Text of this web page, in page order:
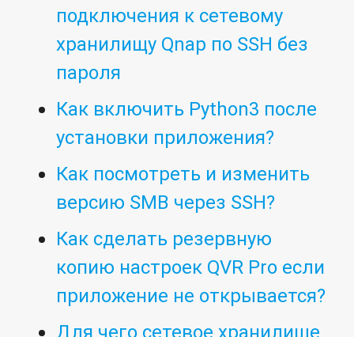
подключения к сетевому
хранилищу Qnap по SSH без
пароля
Как включить Python3 после
установки приложения?
Как посмотреть и изменить
версию SMB через SSH?
Как сделать резервную
копию настроек QVR Pro если
приложение не открывается?
Для чего сетевое хранилище